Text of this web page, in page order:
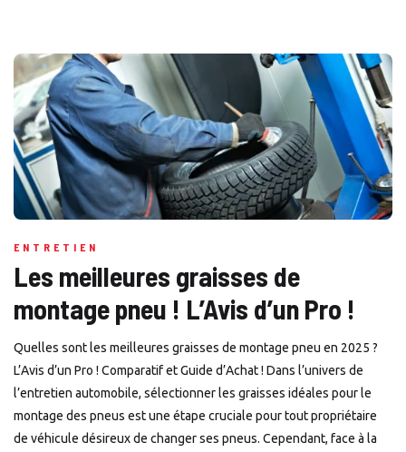
ENTRETIEN
Les meilleures graisses de
montage pneu ! L’Avis d’un Pro !
Quelles sont les meilleures graisses de montage pneu en 2025 ?
L’Avis d’un Pro ! Comparatif et Guide d’Achat ! Dans l’univers de
l’entretien automobile, sélectionner les graisses idéales pour le
montage des pneus est une étape cruciale pour tout propriétaire
de véhicule désireux de changer ses pneus. Cependant, face à la